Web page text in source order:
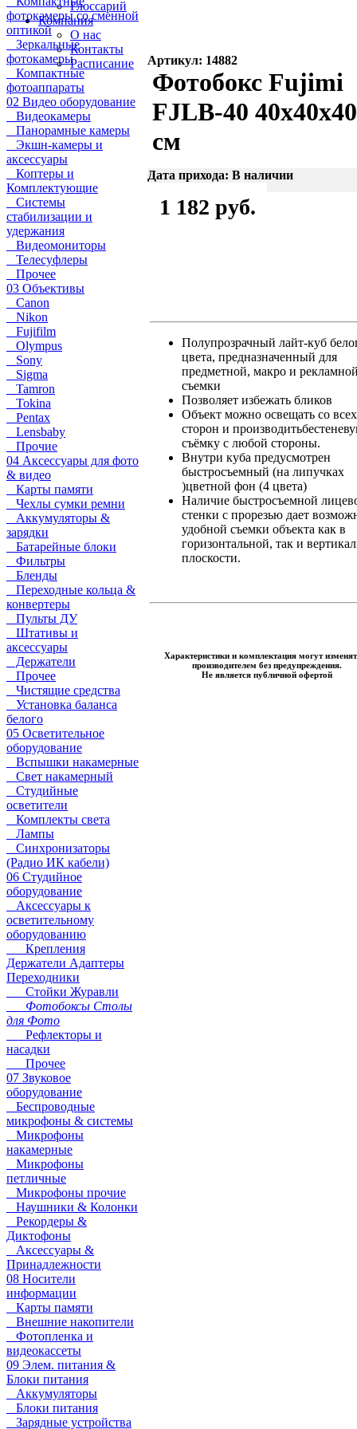
Глоссарий
Компания
О нас
Контакты
Расписание
фотокамеры со сменной
оптикой
Зеркальные
фотокамеры
Компактные
фотоаппараты
02 Видео оборудование
Видеокамеры
Панорамные камеры
Экшн-камеры и
аксессуары
Коптеры и
Комплектующие
Системы
стабилизации и
удержания
Видеомониторы
Телесуфлеры
Прочее
03 Объективы
Canon
Nikon
Fujifilm
Olympus
Sony
Sigma
Tamron
Tokina
Pentax
Lensbaby
Прочие
04 Аксессуары для фото
& видео
Карты памяти
Чехлы сумки ремни
Аккумуляторы &
зарядки
Батарейные блоки
Фильтры
Бленды
Переходные кольца &
конвертеры
Пульты ДУ
Штативы и
аксессуары
Держатели
Прочее
Чистящие средства
Установка баланса
белого
05 Осветительное
оборудование
Вспышки накамерные
Свет накамерный
Студийные
осветители
Комплекты света
Лампы
Синхронизаторы
(Радио ИК кабели)
06 Студийное
оборудование
Аксессуары к
осветительному
оборудованию
Крепления
Держатели Адаптеры
Переходники
Стойки Журавли
Фотобоксы Столы
для Фото
Рефлекторы и
насадки
Прочее
07 Звуковое
оборудование
Беспроводные
микрофоны & системы
Микрофоны
накамерные
Микрофоны
петличные
Микрофоны прочие
Наушники & Колонки
Рекордеры &
Диктофоны
Аксессуары &
Принадлежности
08 Носители
информации
Карты памяти
Внешние накопители
Фотопленка и
видеокассеты
09 Элем. питания &
Блоки питания
Аккумуляторы
Блоки питания
Зарядные устройства
Артикул: 14882
Фотобокс Fujimi
FJLB-40 40x40x40
см
Дата прихода: В наличии
1 182 руб.
Полупрозрачный лайт-куб
цвета, предназначенный для
предметной, макро и
съемки
Позволяет избежать бликов
Объект можно освещать со всех
сторон и
съёмку с любой стороны.
Внутри куба предусмотрен
быстросъемный (на липучках
)цветной фон (4 цвета)
Наличие быстросъемной
стенки с прорезью дает
удобной съемки объекта как в
горизонтальной, так и
плоскости.
Характеристики и комплектация могут
производителем без предупреждения.
Не является публичной офертой